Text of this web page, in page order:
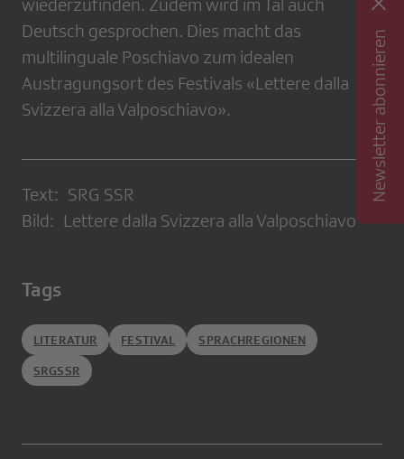
wiederzufinden. Zudem wird im Tal auch
Deutsch gesprochen. Dies macht das
multilinguale Poschiavo zum idealen
Austragungsort des Festivals «Lettere dalla
Svizzera alla Valposchiavo».
Text: SRG SSR
Bild: Lettere dalla Svizzera alla Valposchiavo
Tags
LITERATUR FESTIVAL SPRACHREGIONEN
SRGSSR
Newsletter abonnieren